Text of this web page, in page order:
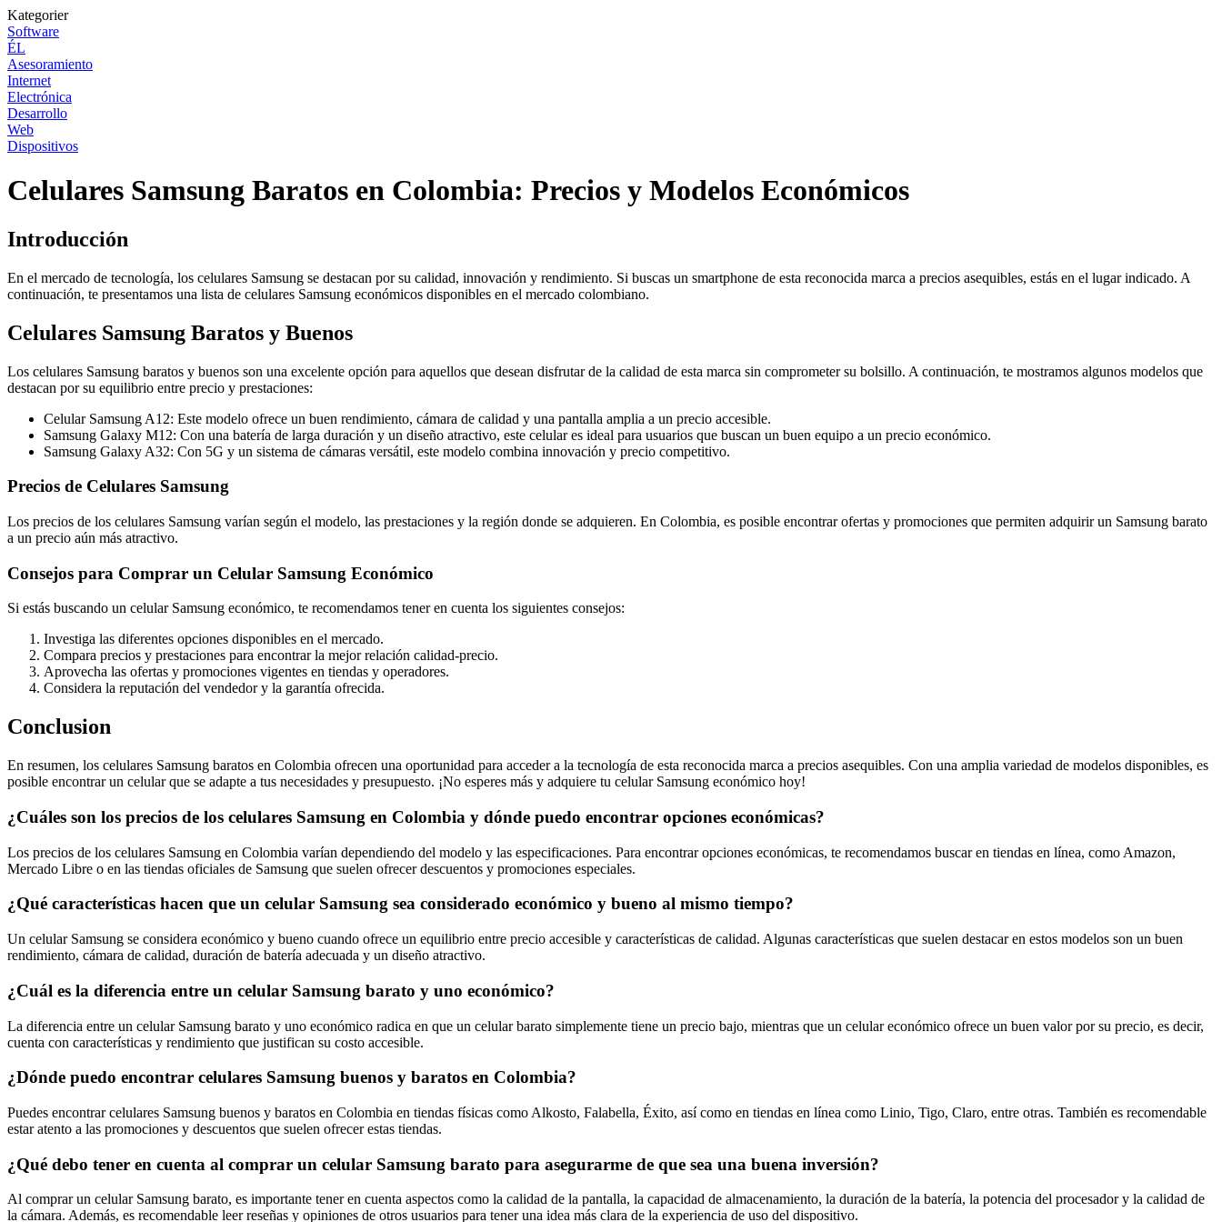
Kategorier
Software
ÉL
Asesoramiento
Internet
Electrónica
Desarrollo
Web
Dispositivos
Celulares Samsung Baratos en Colombia: Precios y Modelos Económicos
Introducción
En el mercado de tecnología, los celulares Samsung se destacan por su calidad, innovación y rendimiento. Si buscas un smartphone de esta reconocida marca a precios asequibles, estás en el lugar indicado. A
continuación, te presentamos una lista de celulares Samsung económicos disponibles en el mercado colombiano.
Celulares Samsung Baratos y Buenos
Los celulares Samsung baratos y buenos son una excelente opción para aquellos que desean disfrutar de la calidad de esta marca sin comprometer su bolsillo. A continuación, te mostramos algunos modelos que
destacan por su equilibrio entre precio y prestaciones:
Celular Samsung A12: Este modelo ofrece un buen rendimiento, cámara de calidad y una pantalla amplia a un precio accesible.
Samsung Galaxy M12: Con una batería de larga duración y un diseño atractivo, este celular es ideal para usuarios que buscan un buen equipo a un precio económico.
Samsung Galaxy A32: Con 5G y un sistema de cámaras versátil, este modelo combina innovación y precio competitivo.
Precios de Celulares Samsung
Los precios de los celulares Samsung varían según el modelo, las prestaciones y la región donde se adquieren. En Colombia, es posible encontrar ofertas y promociones que permiten adquirir un Samsung barato
a un precio aún más atractivo.
Consejos para Comprar un Celular Samsung Económico
Si estás buscando un celular Samsung económico, te recomendamos tener en cuenta los siguientes consejos:
Investiga las diferentes opciones disponibles en el mercado.
Compara precios y prestaciones para encontrar la mejor relación calidad-precio.
Aprovecha las ofertas y promociones vigentes en tiendas y operadores.
Considera la reputación del vendedor y la garantía ofrecida.
Conclusion
En resumen, los celulares Samsung baratos en Colombia ofrecen una oportunidad para acceder a la tecnología de esta reconocida marca a precios asequibles. Con una amplia variedad de modelos disponibles, es
posible encontrar un celular que se adapte a tus necesidades y presupuesto. ¡No esperes más y adquiere tu celular Samsung económico hoy!
¿Cuáles son los precios de los celulares Samsung en Colombia y dónde puedo encontrar opciones económicas?
Los precios de los celulares Samsung en Colombia varían dependiendo del modelo y las especificaciones. Para encontrar opciones económicas, te recomendamos buscar en tiendas en línea, como Amazon,
Mercado Libre o en las tiendas oficiales de Samsung que suelen ofrecer descuentos y promociones especiales.
¿Qué características hacen que un celular Samsung sea considerado económico y bueno al mismo tiempo?
Un celular Samsung se considera económico y bueno cuando ofrece un equilibrio entre precio accesible y características de calidad. Algunas características que suelen destacar en estos modelos son un buen
rendimiento, cámara de calidad, duración de batería adecuada y un diseño atractivo.
¿Cuál es la diferencia entre un celular Samsung barato y uno económico?
La diferencia entre un celular Samsung barato y uno económico radica en que un celular barato simplemente tiene un precio bajo, mientras que un celular económico ofrece un buen valor por su precio, es decir,
cuenta con características y rendimiento que justifican su costo accesible.
¿Dónde puedo encontrar celulares Samsung buenos y baratos en Colombia?
Puedes encontrar celulares Samsung buenos y baratos en Colombia en tiendas físicas como Alkosto, Falabella, Éxito, así como en tiendas en línea como Linio, Tigo, Claro, entre otras. También es recomendable
estar atento a las promociones y descuentos que suelen ofrecer estas tiendas.
¿Qué debo tener en cuenta al comprar un celular Samsung barato para asegurarme de que sea una buena inversión?
Al comprar un celular Samsung barato, es importante tener en cuenta aspectos como la calidad de la pantalla, la capacidad de almacenamiento, la duración de la batería, la potencia del procesador y la calidad de
la cámara. Además, es recomendable leer reseñas y opiniones de otros usuarios para tener una idea más clara de la experiencia de uso del dispositivo.